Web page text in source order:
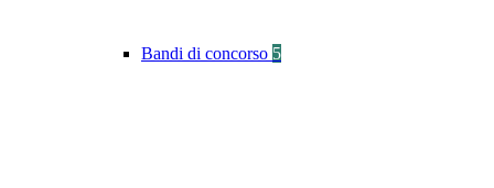
Bandi di concorso 5